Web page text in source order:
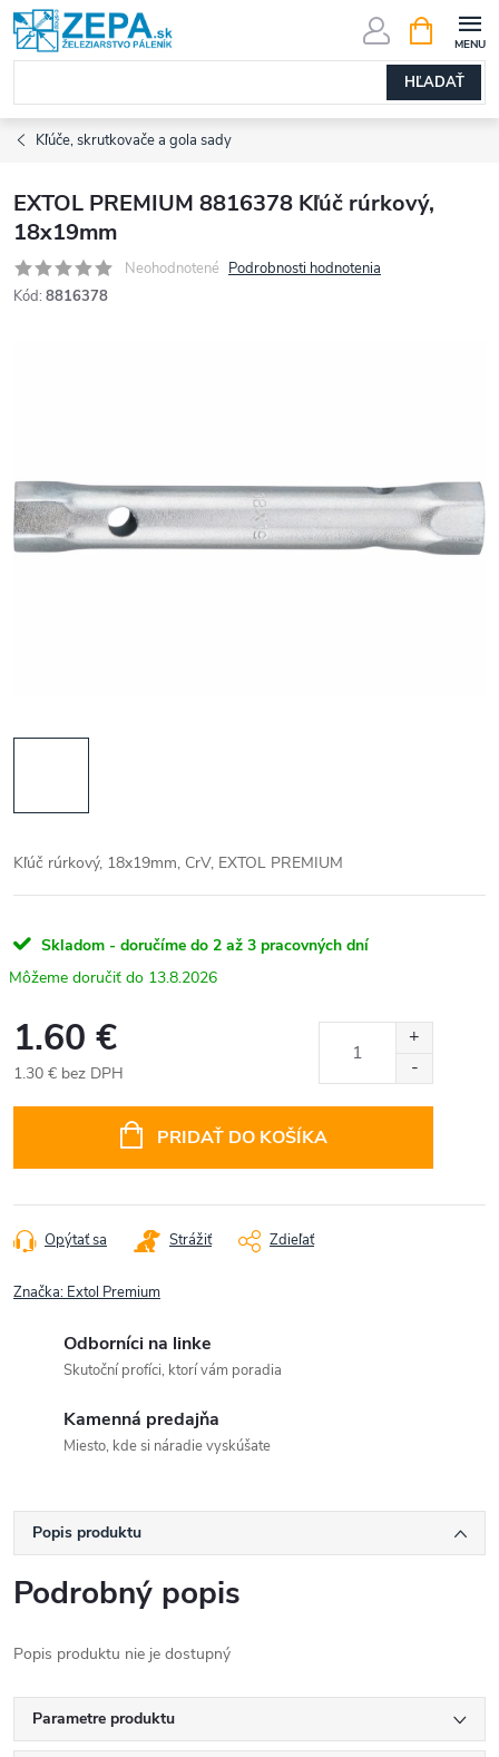
Prejsť
na
obsah
HĽADAŤ
KOŠÍK
Kľúče, skrutkovače a gola sady
EXTOL PREMIUM 8816378 Kľúč rúrkový,
18x19mm
Neohodnotené Podrobnosti hodnotenia
Kód: 8816378
Kľúč rúrkový, 18x19mm, CrV, EXTOL PREMIUM
Skladom - doručíme do 2 až 3 pracovných dní
13.8.2026
1.60 €
1.30 € bez DPH
PRIDAŤ DO KOŠÍKA
Opýtať sa Strážiť Zdieľať
Značka: Extol Premium
Odborníci na linke
Skutoční profíci, ktorí vám poradia
Kamenná predajňa
Miesto, kde si náradie vyskúšate
Popis produktu
Podrobný popis
Popis produktu nie je dostupný
Parametre produktu